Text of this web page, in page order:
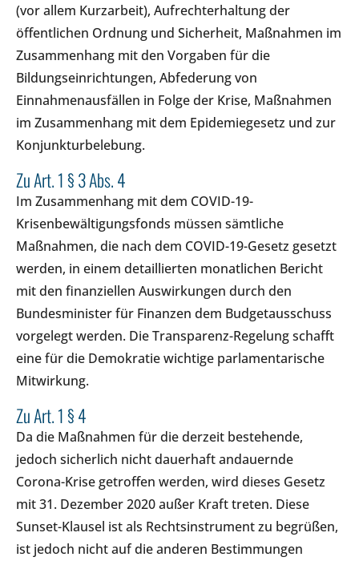
(vor allem Kurzarbeit), Aufrechterhaltung der
öffentlichen Ordnung und Sicherheit, Maßnahmen im
Zusammenhang mit den Vorgaben für die
Bildungseinrichtungen, Abfederung von
Einnahmenausfällen in Folge der Krise, Maßnahmen
im Zusammenhang mit dem Epidemiegesetz und zur
Konjunkturbelebung.
Zu Art. 1 § 3 Abs. 4
Im Zusammenhang mit dem COVID-19-
Krisenbewältigungsfonds müssen sämtliche
Maßnahmen, die nach dem COVID-19-Gesetz gesetzt
werden, in einem detaillierten monatlichen Bericht
mit den finanziellen Auswirkungen durch den
Bundesminister für Finanzen dem Budgetausschuss
vorgelegt werden. Die Transparenz-Regelung schafft
eine für die Demokratie wichtige parlamentarische
Mitwirkung.
Zu Art. 1 § 4
Da die Maßnahmen für die derzeit bestehende,
jedoch sicherlich nicht dauerhaft andauernde
Corona-Krise getroffen werden, wird dieses Gesetz
mit 31. Dezember 2020 außer Kraft treten. Diese
Sunset-Klausel ist als Rechtsinstrument zu begrüßen,
ist jedoch nicht auf die anderen Bestimmungen